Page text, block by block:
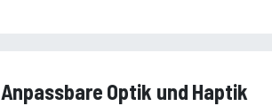
Anpassbare Optik und Haptik